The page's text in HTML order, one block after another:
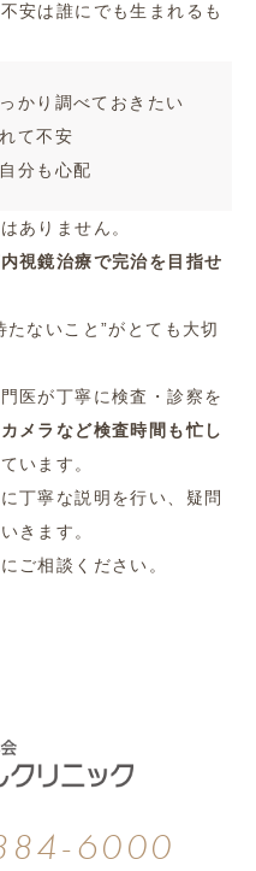
安は誰にでも生まれるも
かり調べておきたい
て不安
分も心配
ありません。
視鏡治療で完治を目指せ
ないこと”がとても大切
医が丁寧に検査・診察を
メラなど検査時間も忙し
います。
丁寧な説明を行い、疑問
きます。
ご相談ください。
6000